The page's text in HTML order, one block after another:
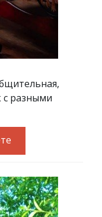
разными